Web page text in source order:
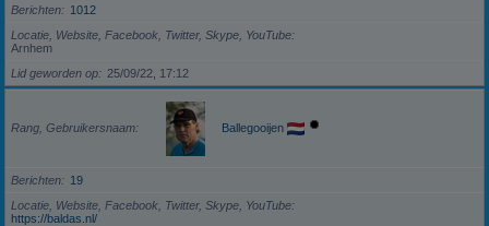
Berichten
1012
Locatie, Website, Facebook, Twitter, Skype, YouTube
Arnhem
Lid geworden op
25/09/22, 17:12
Rang, Gebruikersnaam Ballegooijen
Berichten
19
Locatie, Website, Facebook, Twitter, Skype, YouTube
https://baldas.nl/